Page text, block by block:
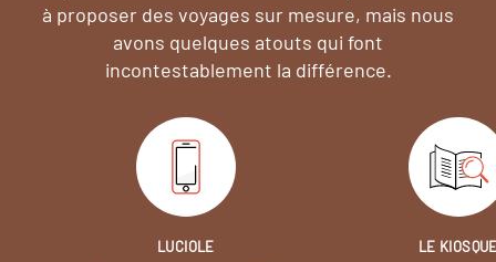
à proposer des voyages sur mesure, mais nous
avons quelques atouts qui font
incontestablement la différence.
LUCIOLE
LE